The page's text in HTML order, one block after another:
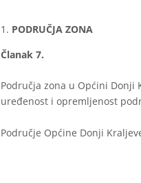
PODRUČJA ZONA
Članak 7.
Područja zona u Općini Donji
uređenost i opremljenost
Područje Općine Donji